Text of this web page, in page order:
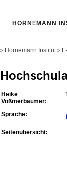
HORNEMANN
> Hornemann Institut >
Heike
Voßmerbäumer:
Sprache:
Seitenübersicht: